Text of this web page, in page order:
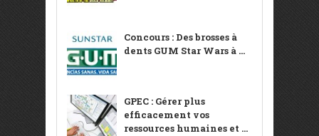
Concours : Des brosses à
dents GUM Star Wars à ...
GPEC : Gérer plus
efficacement vos
ressources humaines et ...